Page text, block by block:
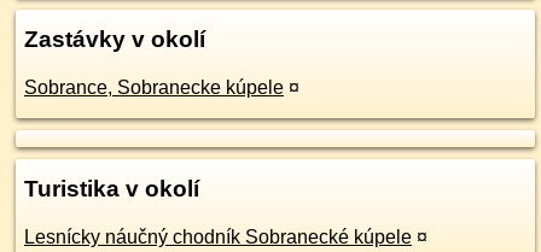
Zastávky v okolí
Sobrance, Sobranecke kúpele ¤
Turistika v okolí
Lesnícky náučný chodník Sobranecké kúpele ¤